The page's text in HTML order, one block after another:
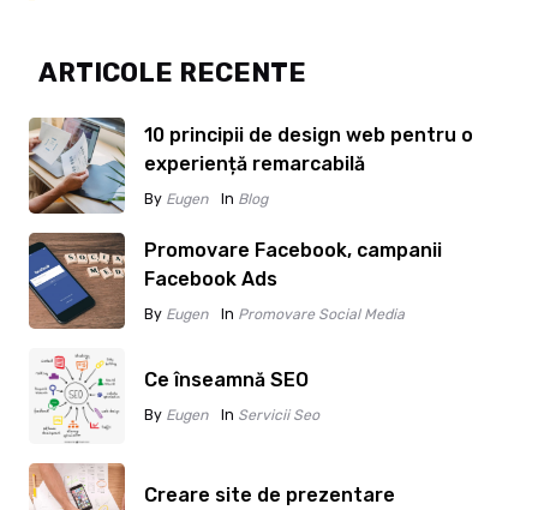
ARTICOLE RECENTE
10 principii de design web pentru o
experiență remarcabilă
By Eugen In Blog
Promovare Facebook, campanii
Facebook Ads
By Eugen In Promovare Social Media
Ce înseamnă SEO
By Eugen In Servicii Seo
Creare site de prezentare